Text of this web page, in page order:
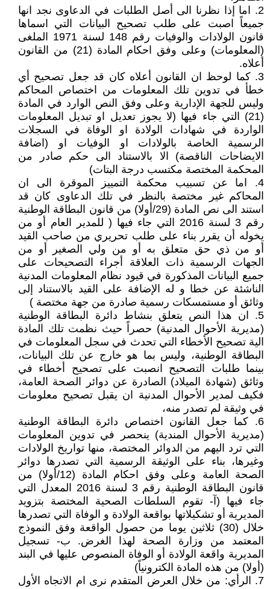
2. اما إذا نظرنا الى أصل الطلبات في الدعاوى نجد انها
جميعاً اصبت على طلب تصحيح البيانات التي اسماها
قانون الولادات والوفيات رقم 148 لسنة 1971 الملغى
(المعلومات) وعلى وفق احكام المادة (21) من القانون
أعلاه.
3. كما لوحظ ان القانون أعلاه كان قد جعل تصحيح أي
خطأ في تدوين تلك المعلومات من اختصاص المحاكم
وليس للجهة الإدارية وعلى وفق النص الوارد في المادة
(21) التي جاء فيها (لا يجوز تعديل او تبديل المعلومات
الواردة في شهادات الولادة او الوفاة في السجلات
الرسمية الخاصة بالولادات او الوفيات او (اضافة
الايضاحات الناقصة) الا بالاستناد الى حكم صادر من
المحكمة المختصة مكتسب درجة البتات)
4. اما عن تسبيب محكمة التمييز الموقرة الى ان
المحاكم غير مختصة بالنظر في تلك الدعاوى كان قد
استند الى نص المادة (29/أولا) من قانون البطاقة الوطنية
رقم 3 لسنة 2016 التي جاء فيها ( للمدير العام أو من
يخوله أن يقرر بناء على طلب تحريري من صاحب القيد
أو من ذي حق متعلق به أو من ولي الصغير أو من
الجهات الرسمية ذات العلاقة أجراء التصحيحات على
جميع البيانات المذكورة في قيود نظام المعلومات المدنية
الناشئة عن خطا و له الإضافة على القيد بالاستناد إلى
وثائق أو مستمسكات رسمية صادرة من جهة مختصة )
5. ان هذا النص يتعلق بنشاط دائرة البطاقة الوطنية
(مديرية الأحوال المدنية) حصراً حيث نظمت تلك المادة
الية تصحيح الأخطاء التي تحدث في سجل المعلومات في
البطاقة الوطنية، وليس بما هو خارج عن تلك البيانات،
بينما طلبات التصحيح انصبت على تصحيح أخطاء في
وثائق (شهادة الميلاد) الصادرة عن دوائر الصحة العامة،
فكيف لمدير الأحوال المدنية ان يقبل تصحيح معلومات
في وثيقة لم تصدر منه،
6. كما جعل القانون اختصاص دائرة البطاقة الوطنية
(مديرية الأحوال المندية) ينحصر في تدوين المعلومات
التي ترد اليهم من الدوائر المختصة، منها تواريخ الولادات
وغيرها، بناء على الوثيقة الرسمية التي تصدرها دوائر
الصحة العامة وعلى وفق احكام المادة (12/أولا) من
قانون البطاقة الوطنية رقم 3 لسنة 2016 المعدل التي
جاء فيها (آ- تقوم السلطات الصحية المختصة بتزويد
المديرية أو تشكيلاتها بواقعة الولادة و الوفاة التي تصدرها
خلال (30) ثلاثين يوما من حصول الواقعة وفق النموذج
المعتمد من وزارة الصحة لهذا الغرض. ب- تسجيل
المديرية واقعة الولادة أو الوفاة المنصوص عليها في البند
(أولا) من هذه المادة الكترونياً)
7. الرأي: من خلال العرض المتقدم نرى ام الاتجاه الأول